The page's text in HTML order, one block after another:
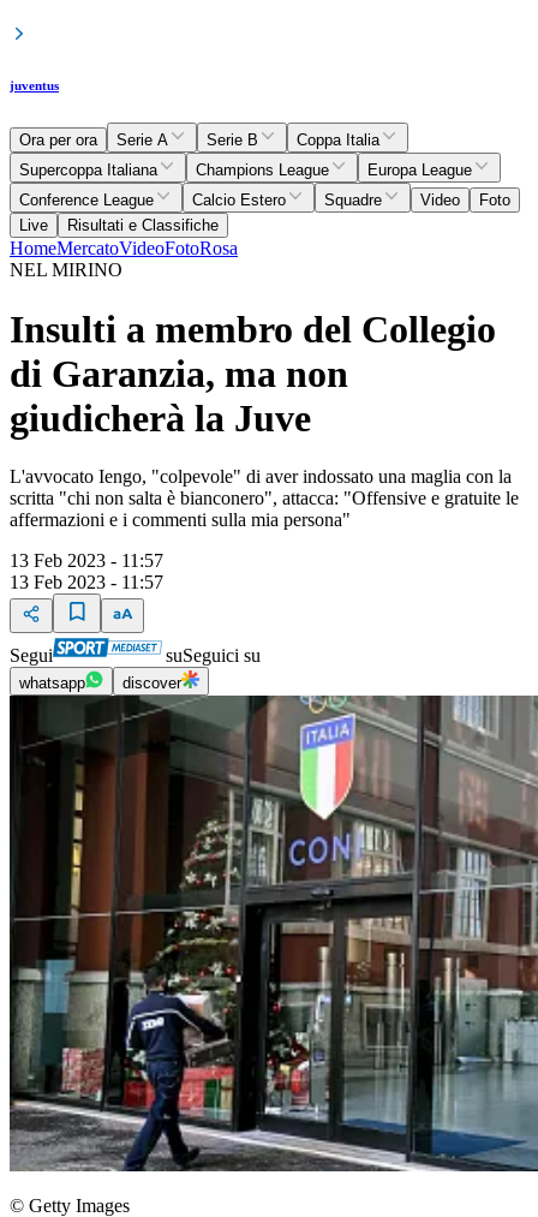
juventus
Ora per ora Serie A Serie B
Coppa Italia
Supercoppa Italiana
Champions League
Europa League
Conference League
Calcio Estero Squadre Video
Foto
Live
Risultati e Classifiche
HomeMercatoVideoFotoRosa
NEL MIRINO
Insulti a membro del Collegio
di Garanzia, ma non
giudicherà la Juve
L'avvocato Iengo, "colpevole" di aver indossato una maglia con la
scritta "chi non salta è bianconero", attacca: "Offensive e gratuite le
affermazioni e i commenti sulla mia persona"
13 Feb 2023 - 11:57
13 Feb 2023 - 11:57
Segui suSeguici su
whatsapp discover
© Getty Images